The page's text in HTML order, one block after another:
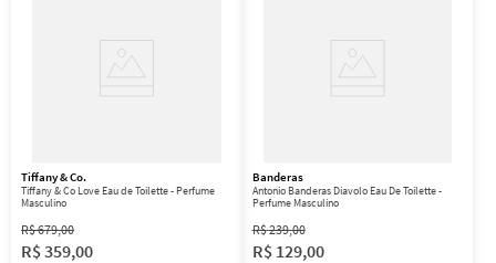
Tiffany & Co.
Tiffany & Co Love Eau de Toilette - Perfume
Masculino
R$679,00
R$359,00
Banderas
Antonio Banderas Diavolo Eau De Toilette -
Perfume Masculino
R$239,00
R$ 129,00